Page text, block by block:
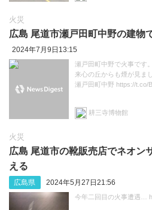
火災
広島 尾道市瀬戸田町中野の建物
2024年7月9日13:15
瀬戸田町中野で火事です
来心の丘からも煙が見ま
瀬戸田町中野 https://t.co/
耕三寺博物館
火災
広島 尾道市の靴販売店でネオン
える
広島県 2024年5月27日21:56
今年二回目の火事遭遇…